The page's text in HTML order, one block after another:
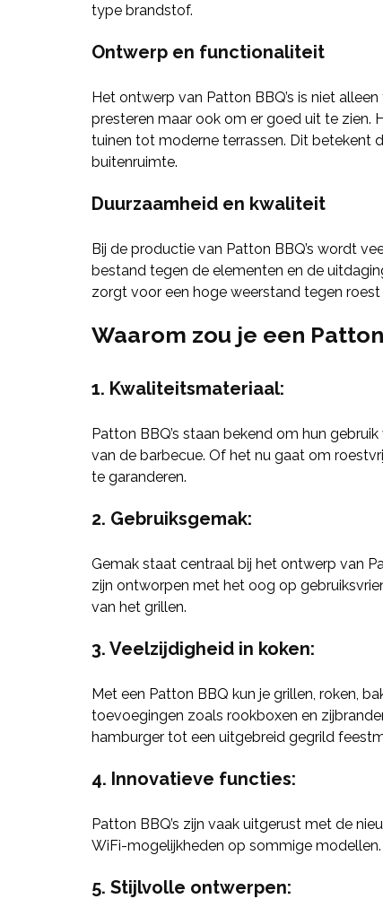
type brandstof.
Ontwerp en functionaliteit
Het ontwerp van Patton BBQ’s is niet
presteren maar ook om er goed uit te zien.
tuinen tot moderne terrassen. Dit betekent
buitenruimte.
Duurzaamheid en kwaliteit
Bij de productie van Patton BBQ’s wordt
bestand tegen de elementen en de
zorgt voor een hoge weerstand tegen
Waarom zou je een
1. Kwaliteitsmateriaal:
Patton BBQ’s staan bekend om hun
van de barbecue. Of het nu gaat om
te garanderen.
2. Gebruiksgemak:
Gemak staat centraal bij het ontwerp van
zijn ontworpen met het oog op
van het grillen.
3. Veelzijdigheid in koken:
Met een Patton BBQ kun je grillen, roken,
toevoegingen zoals rookboxen en
hamburger tot een uitgebreid gegrild
4. Innovatieve functies:
Patton BBQ’s zijn vaak uitgerust met de
WiFi-mogelijkheden op sommige
5. Stijlvolle ontwerpen: